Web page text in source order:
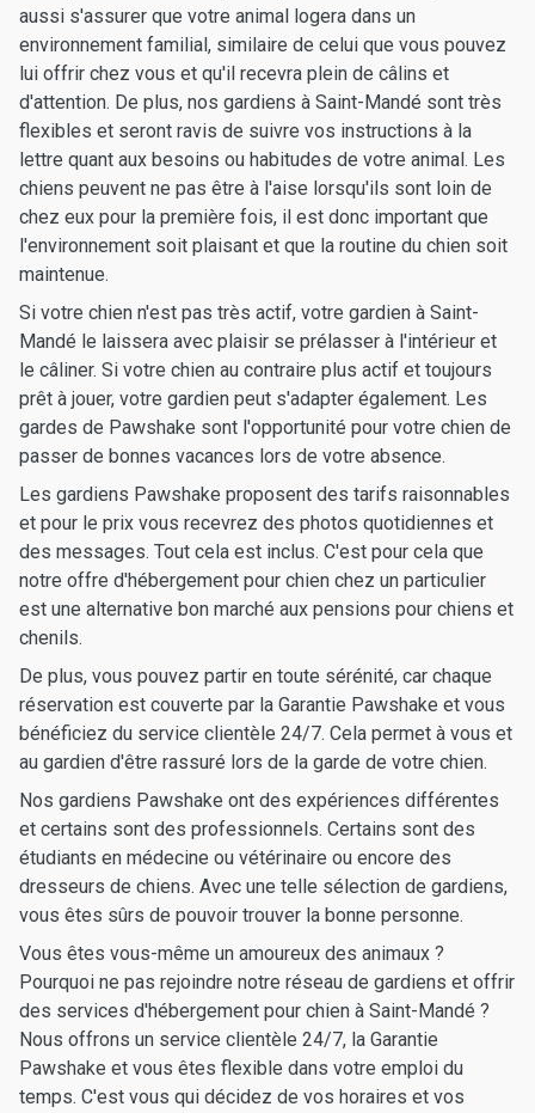
aussi s'assurer que votre animal logera dans un
environnement familial, similaire de celui que vous pouvez
lui offrir chez vous et qu'il recevra plein de câlins et
d'attention. De plus, nos gardiens à Saint-Mandé sont très
flexibles et seront ravis de suivre vos instructions à la
lettre quant aux besoins ou habitudes de votre animal. Les
chiens peuvent ne pas être à l'aise lorsqu'ils sont loin de
chez eux pour la première fois, il est donc important que
l'environnement soit plaisant et que la routine du chien soit
maintenue.
Si votre chien n'est pas très actif, votre gardien à Saint-
Mandé le laissera avec plaisir se prélasser à l'intérieur et
le câliner. Si votre chien au contraire plus actif et toujours
prêt à jouer, votre gardien peut s'adapter également. Les
gardes de Pawshake sont l'opportunité pour votre chien de
passer de bonnes vacances lors de votre absence.
Les gardiens Pawshake proposent des tarifs raisonnables
et pour le prix vous recevrez des photos quotidiennes et
des messages. Tout cela est inclus. C'est pour cela que
notre offre d'hébergement pour chien chez un particulier
est une alternative bon marché aux pensions pour chiens et
chenils.
De plus, vous pouvez partir en toute sérénité, car chaque
réservation est couverte par la Garantie Pawshake et vous
bénéficiez du service clientèle 24/7. Cela permet à vous et
au gardien d'être rassuré lors de la garde de votre chien.
Nos gardiens Pawshake ont des expériences différentes
et certains sont des professionnels. Certains sont des
étudiants en médecine ou vétérinaire ou encore des
dresseurs de chiens. Avec une telle sélection de gardiens,
vous êtes sûrs de pouvoir trouver la bonne personne.
Vous êtes vous-même un amoureux des animaux ?
Pourquoi ne pas rejoindre notre réseau de gardiens et offrir
des services d'hébergement pour chien à Saint-Mandé ?
Nous offrons un service clientèle 24/7, la Garantie
Pawshake et vous êtes flexible dans votre emploi du
temps. C'est vous qui décidez de vos horaires et vos